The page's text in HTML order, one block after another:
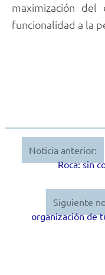
maximización del
funcionalidad a la
Navegación
entradas
Noticia anterior:
Roca: sin
Siguiente
organización de